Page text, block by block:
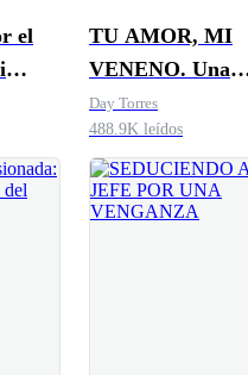
el
TU AMOR, MI
VENENO. Una
esposa estéril para
el magnate
Day Torres
488.9K leídos